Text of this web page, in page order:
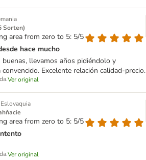
Sorten)
area from zero to 5: 5/5
hace mucho
llevamos años pidiéndolo y
Excelente relación calidad-precio.
Ver original
Eslovaquia
area from zero to 5: 5/5
Ver original